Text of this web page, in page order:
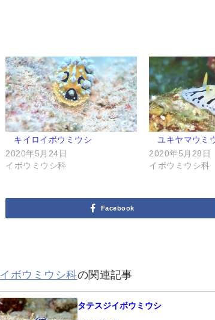
キイロイボウミウシ
2020年5月24日
イボウミウシ科
ユキヤマウミ
2020年5月28日
イボウミウシ科
Facebook
イボウミウシ科の関連記事
タテスジイボウミウシ